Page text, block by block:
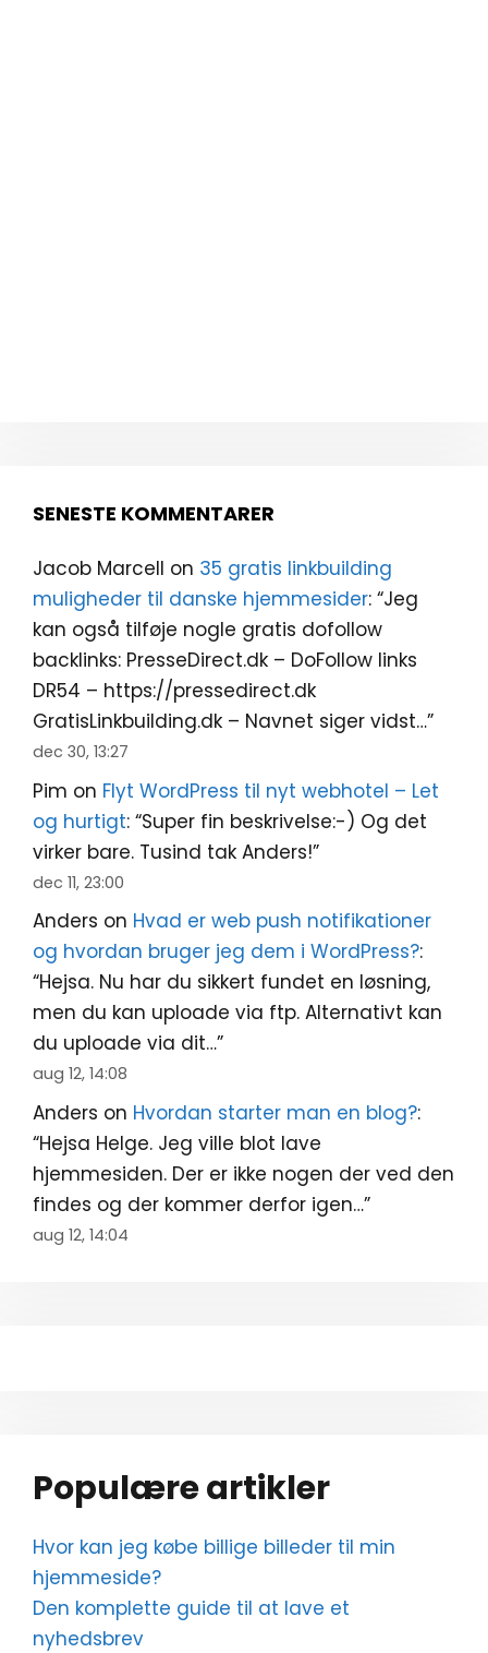
SENESTE KOMMENTARER
Jacob Marcell on 35 gratis linkbuilding
muligheder til danske hjemmesider: “Jeg
kan også tilføje nogle gratis dofollow
backlinks: PresseDirect.dk – DoFollow links
DR54 – https://pressedirect.dk
GratisLinkbuilding.dk – Navnet siger vidst…”
dec 30, 13:27
Pim on Flyt WordPress til nyt webhotel – Let
og hurtigt: “Super fin beskrivelse:-) Og det
virker bare. Tusind tak Anders!”
dec 11, 23:00
Anders on Hvad er web push notifikationer
og hvordan bruger jeg dem i WordPress?:
“Hejsa. Nu har du sikkert fundet en løsning,
men du kan uploade via ftp. Alternativt kan
du uploade via dit…”
aug 12, 14:08
Anders on Hvordan starter man en blog?:
“Hejsa Helge. Jeg ville blot lave
hjemmesiden. Der er ikke nogen der ved den
findes og der kommer derfor igen…”
aug 12, 14:04
Populære artikler
Hvor kan jeg købe billige billeder til min
hjemmeside?
Den komplette guide til at lave et
nyhedsbrev